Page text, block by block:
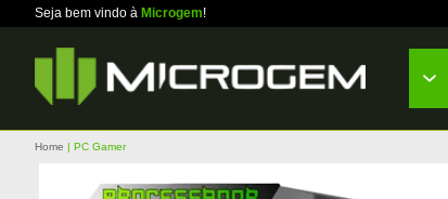
Seja bem vindo à Microgem!
Home PC Gamer